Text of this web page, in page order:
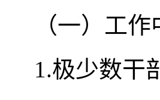
（一）工
1.极少数干